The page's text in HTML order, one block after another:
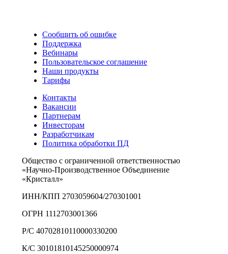
Сообщить об ошибке
Поддержка
Вебинары
Пользовательское соглашение
Наши продукты
Тарифы
Контакты
Вакансии
Партнерам
Инвесторам
Разработчикам
Политика обработки ПД
Общество с ограниченной ответственностью
«Научно-Производственное Объединение
«Кристалл»
ИНН/КПП 2703059604/270301001
ОГРН 1112703001366
Р/С 40702810110000330200
К/С 30101810145250000974